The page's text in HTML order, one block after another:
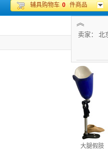
辅具购物车 0 件商品
︽
卖家： 北
大腿假肢